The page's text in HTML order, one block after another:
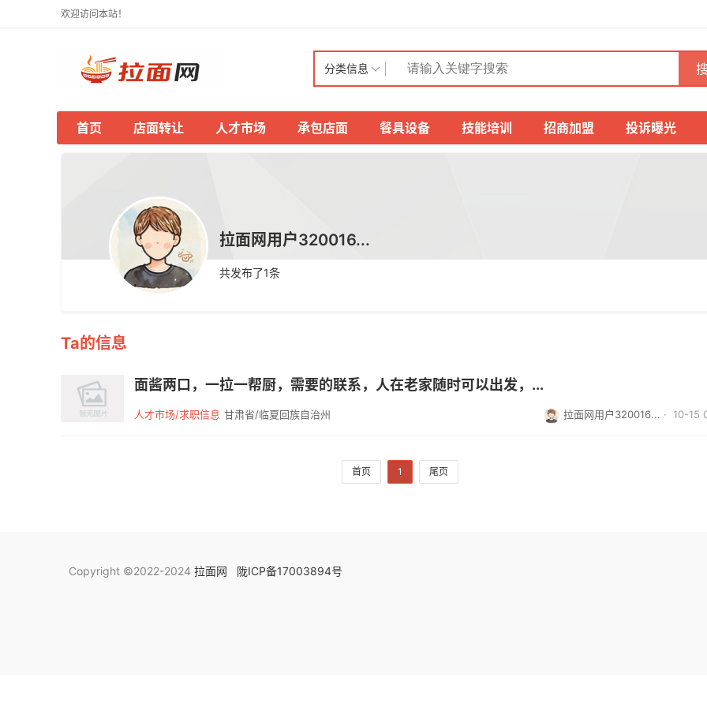
欢迎访问本站！
分类信息
首页 店面转让 人才市场 承包店面 餐具设备 技能培训 招商加盟 投诉曝光
拉面网用户320016...
共发布了1条
Ta的信息
面酱两口，一拉一帮厨，需要的联系，人在老家随时可以出发，...
人才市场/求职信息 甘肃省/临夏回族自治州 拉面网用户320016... · 10-15
首页 1 尾页
Copyright ©2022-2024 拉面网 陇ICP备17003894号